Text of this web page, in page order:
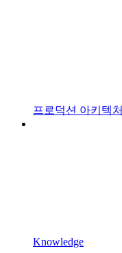
프로덕션 아키텍처
Knowledge